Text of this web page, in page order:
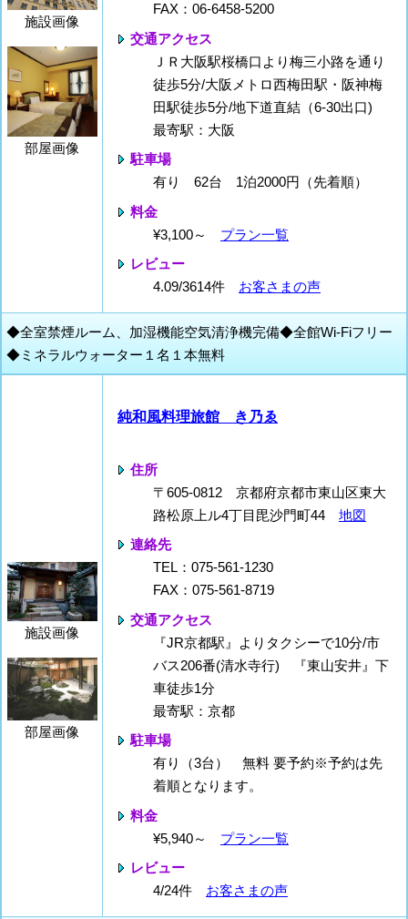
施設画像
部屋画像
FAX：06-6458-5200
交通アクセス
ＪＲ大阪駅桜橋口より梅三小路を通り
徒歩5分/大阪メトロ西梅田駅・阪神梅
田駅徒歩5分/地下道直結（6-30出口)
最寄駅：大阪
駐車場
有り 62台 1泊2000円（先着順）
料金
¥3,100～ プラン一覧
レビュー
4.09/3614件 お客さまの声
◆全室禁煙ルーム、加湿機能空気清浄機完備◆全館Wi-Fiフリー
◆ミネラルウォーター１名１本無料
施設画像
部屋画像
純和風料理旅館 き乃ゑ
住所
〒605-0812 京都府京都市東山区東大
路松原上ル4丁目毘沙門町44 地図
連絡先
TEL：075-561-1230
FAX：075-561-8719
交通アクセス
『JR京都駅』よりタクシーで10分/市
バス206番(清水寺行) 『東山安井』下
車徒歩1分
最寄駅：京都
駐車場
有り（3台） 無料 要予約※予約は先
着順となります。
料金
¥5,940～ プラン一覧
レビュー
4/24件 お客さまの声